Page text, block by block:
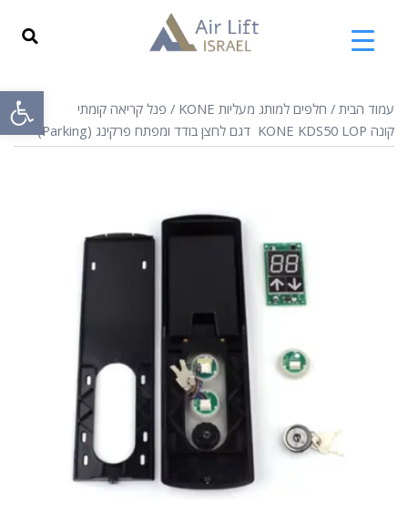
עמוד הבית / חלפים למותג מעליות KONE
/ פנל קריאה קומתי
קונה KONE KDS50 LOP דגם לחצן בודד ומפתח פרקינג (Parking)